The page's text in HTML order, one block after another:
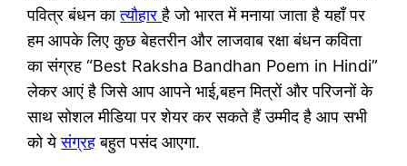
पवित्र बंधन कात्यौहारहै जो भारत में मनाया जाता है यहाँ पर
हम आपके लिए कुछ बेहतरीन और लाजवाब रक्षा बंधन कविता
का संग्रह “Best Raksha Bandhan Poem in Hindi”
लेकर आएं है जिसे आप आपने भाई,बहन मित्रों और परिजनों के
साथ सोशल मीडिया पर शेयर कर सकते हैं उम्मीद है आप सभी
को येसंग्रहबहुत पसंद आएगा.